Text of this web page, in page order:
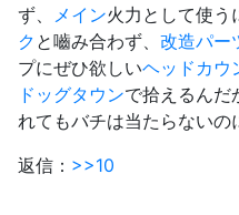
ず、
メイン火力として使う
ク と嚙み合わず、 改造パー
プにぜひ欲しいヘッドカウ
ドッグタウンで拾えるんだ
れてもバチは当たらないの
返信： >>10